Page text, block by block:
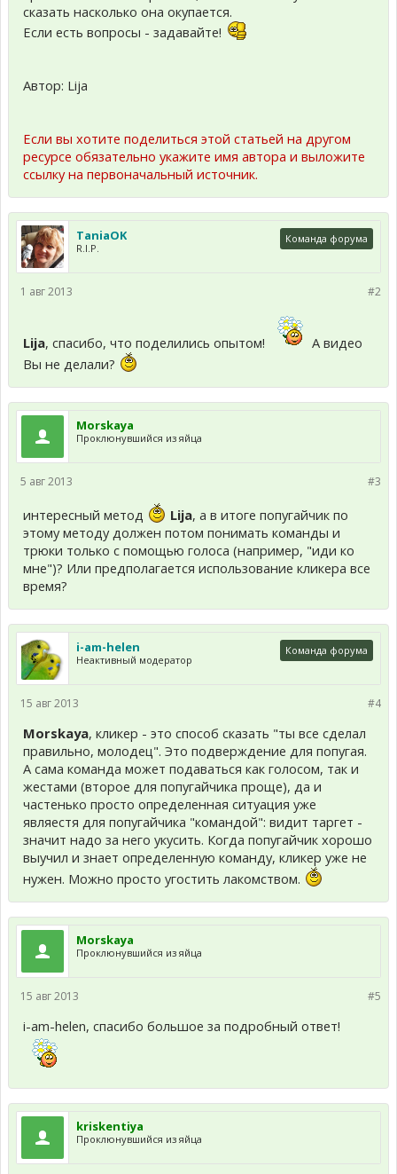
сказать насколько она окупается.
Если есть вопросы - задавайте!
Автор: Lija
Если вы хотите поделиться этой статьей на другом
ресурсе обязательно укажите имя автора и выложите
ссылку на первоначальный источник.
TaniaOK
R.I.P.
Команда форума
#2
1 авг 2013
Lija, спасибо, что поделились опытом!
А видео
Вы не делали?
Morskaya
Проклюнувшийся из яйца
#3
5 авг 2013
интересный метод Lija, а в итоге попугайчик по
этому методу должен потом понимать команды и
трюки только с помощью голоса (например, "иди ко
мне")? Или предполагается использование кликера все
время?
i-am-helen
Неактивный модератор
Команда форума
#4
15 авг 2013
Morskaya, кликер - это способ сказать "ты все сделал
правильно, молодец". Это подверждение для попугая.
А сама команда может подаваться как голосом, так и
жестами (второе для попугайчика проще), да и
частенько просто определенная ситуация уже
являестя для попугайчика "командой": видит таргет -
значит надо за него укусить. Когда попугайчик хорошо
выучил и знает определенную команду, кликер уже не
нужен. Можно просто угостить лакомством.
Morskaya
Проклюнувшийся из яйца
#5
15 авг 2013
i-am-helen, спасибо большое за подробный ответ!
kriskentiya
Проклюнувшийся из яйца